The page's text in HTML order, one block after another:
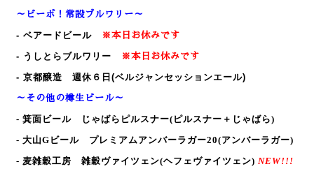
～ビーボ！常設ブルワリー～
- ベアードビール ※本日お休みです
- うしとらブルワリー ※本日お休みです
- 京都醸造 週休６日(ベルジャンセッションエール)
～その他の樽生ビール～
- 箕面ビール じゃばらピルスナー(ピルスナー＋じゃばら)
- 大山Gビール プレミアムアンバーラガー20(アンバーラガー)
- 麦雑穀工房 雑穀ヴァイツェン(ヘフェヴァイツェン) NEW!!!